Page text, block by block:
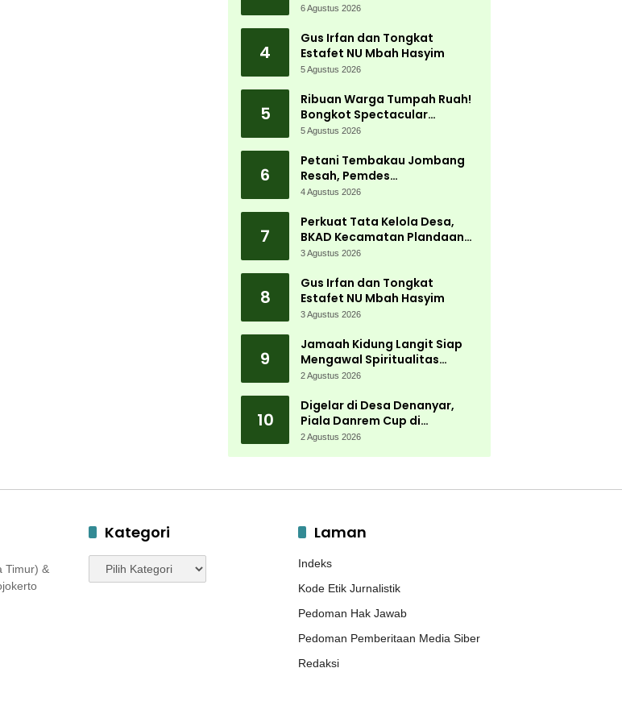
Jadi Magnet Ribuan
6 Agustus 2026
4
Gus Irfan dan Tongkat
Estafet NU Mbah Hasyim
5 Agustus 2026
5
Ribuan Warga Tumpah Ruah!
Bongkot Spectacular
Carnival 2026 Jadi Pesta
Peterongan
5 Agustus 2026
6
Petani Tembakau Jombang
Resah, Pemdes
Tanjungwadung dan Disperta
4 Agustus 2026
7
Perkuat Tata Kelola Desa,
BKAD Kecamatan Plandaan
Gelar Pelatihan Aparatur
3 Agustus 2026
8
Gus Irfan dan Tongkat
Estafet NU Mbah Hasyim
3 Agustus 2026
9
Jamaah Kidung Langit Siap
Mengawal Spiritualitas
Muktamar NU
2 Agustus 2026
10
Digelar di Desa Denanyar,
Piala Danrem Cup di
Jombang Fokus Cetak Bibit
2 Agustus 2026
Timur) &
Kategori
Kategori
Laman
Indeks
Kode Etik Jurnalistik
Pedoman Hak Jawab
Pedoman Pemberitaan Media Siber
Redaksi